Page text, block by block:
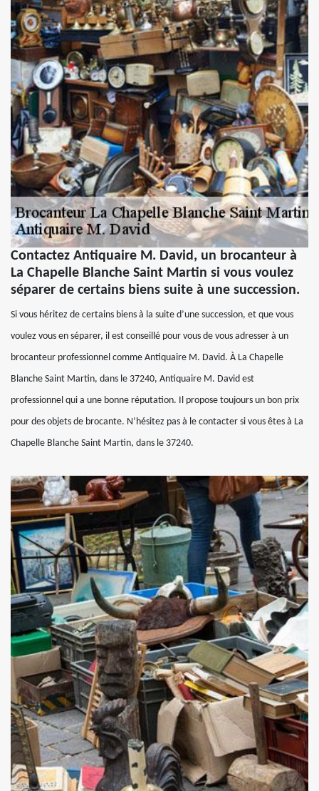
Contactez Antiquaire M. David, un brocanteur à
La Chapelle Blanche Saint Martin si vous voulez
séparer de certains biens suite à une succession.
Si vous héritez de certains biens à la suite d’une succession, et que vous
voulez vous en séparer, il est conseillé pour vous de vous adresser à un
brocanteur professionnel comme Antiquaire M. David. À La Chapelle
Blanche Saint Martin, dans le 37240, Antiquaire M. David est
professionnel qui a une bonne réputation. Il propose toujours un bon prix
pour des objets de brocante. N’hésitez pas à le contacter si vous êtes à La
Chapelle Blanche Saint Martin, dans le 37240.